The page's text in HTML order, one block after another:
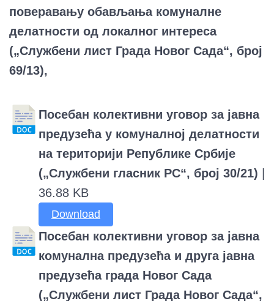
поверавању обављања комуналне
делатности од локалног интереса
(„Службени лист Града Новог Сада“, број
69/13),
Посебан колективни уговор за јавна
предузећа у комуналној делатности
на територији Републике Србије
(„Службени гласник РС“, број 30/21)
36.88 KB
Download
Посебан колективни уговор за јавна
комунална предузећа и друга јавна
предузећа града Новог Сада
(„Службени лист Града Новог Сада“,